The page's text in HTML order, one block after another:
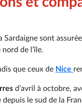
Sardaigne sont
nord de l’île.
que ceux de Nice
d’avril à octobre,
le sud de la